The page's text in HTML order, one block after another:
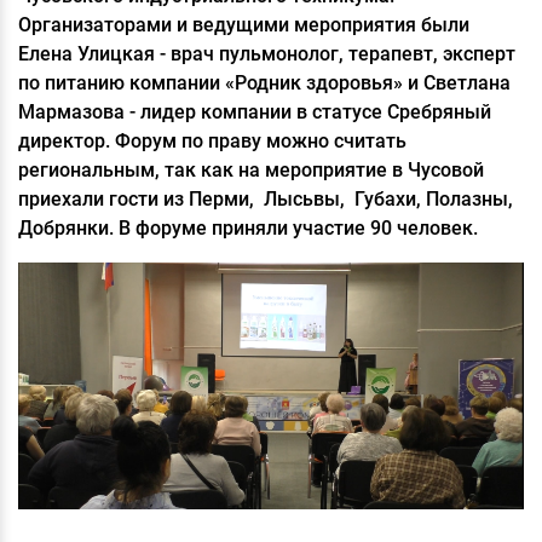
Организаторами и ведущими мероприятия были
Елена Улицкая - врач пульмонолог, терапевт, эксперт
по питанию компании «Родник здоровья» и Светлана
Мармазова - лидер компании в статусе Сребряный
директор. Форум по праву можно считать
региональным, так как на мероприятие в Чусовой
приехали гости из Перми, Лысьвы, Губахи, Полазны,
Добрянки. В форуме приняли участие 90 человек.